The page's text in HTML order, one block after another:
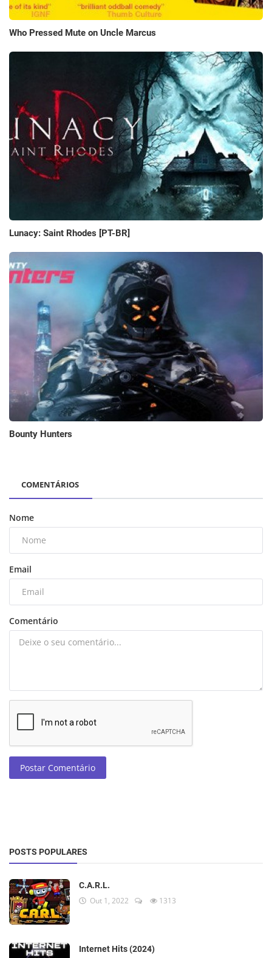
Who Pressed Mute on Uncle Marcus
Lunacy: Saint Rhodes [PT-BR]
Bounty Hunters
COMENTÁRIOS
Nome
Email
Comentário
Postar Comentário
POSTS POPULARES
C.A.R.L.
Out 1, 2022 1313
Internet Hits (2024)